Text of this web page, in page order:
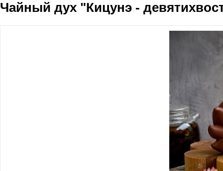
Чайный дух "Кицунэ -